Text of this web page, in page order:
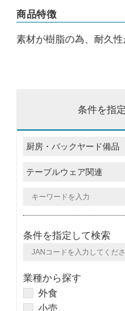
商品特徴
素材が樹脂の為、耐久性
条件を指
条件を指定して検索
業種から探す
外食
小売